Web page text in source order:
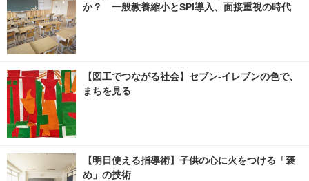
か？ 一般教養縮小とSPI導入、面接重視の時代
【図工でつながる社会】セブン‐イレブンの色で、
まちを見る
【明日使える指導術】子供の心に火をつける「褒
め」の技術